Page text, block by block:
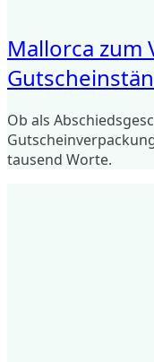
Mallorca zum
Ob als
tausend Worte.